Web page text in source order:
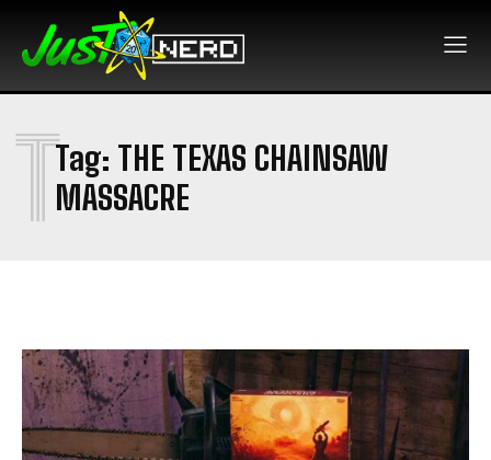
Tag: THE TEXAS CHAINSAW
MASSACRE
T